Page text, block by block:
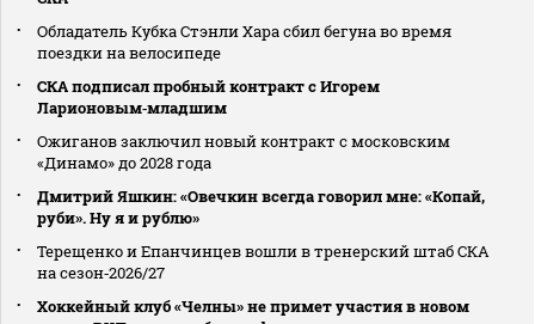
Обладатель Кубка Стэнли Хара сбил бегуна во время
поездки на велосипеде
СКА подписал пробный контракт с Игорем
Ларионовым‑младшим
Ожиганов заключил новый контракт с московским
«Динамо» до 2028 года
Дмитрий Яшкин: «Овечкин всегда говорил мне: «Копай,
руби». Ну я и рублю»
Терещенко и Епанчинцев вошли в тренерский штаб СКА
на сезон‑2026/27
Хоккейный клуб «Челны» не примет участия в новом